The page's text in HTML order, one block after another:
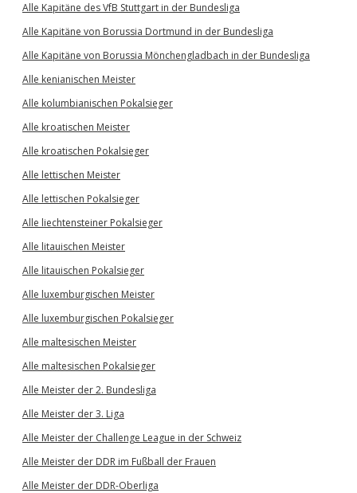
Alle Kapitäne des VfB Stuttgart in der Bundesliga
Alle Kapitäne von Borussia Dortmund in der Bundesliga
Alle Kapitäne von Borussia Mönchengladbach in der Bundesliga
Alle kenianischen Meister
Alle kolumbianischen Pokalsieger
Alle kroatischen Meister
Alle kroatischen Pokalsieger
Alle lettischen Meister
Alle lettischen Pokalsieger
Alle liechtensteiner Pokalsieger
Alle litauischen Meister
Alle litauischen Pokalsieger
Alle luxemburgischen Meister
Alle luxemburgischen Pokalsieger
Alle maltesischen Meister
Alle maltesischen Pokalsieger
Alle Meister der 2. Bundesliga
Alle Meister der 3. Liga
Alle Meister der Challenge League in der Schweiz
Alle Meister der DDR im Fußball der Frauen
Alle Meister der DDR-Oberliga